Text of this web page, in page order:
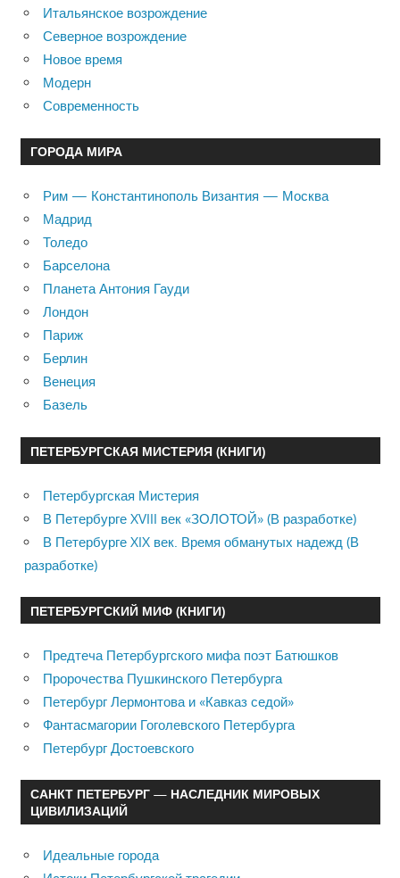
Итальянское возрождение
Северное возрождение
Новое время
Модерн
Современность
ГОРОДА МИРА
Рим — Константинополь Византия — Москва
Мадрид
Толедо
Барселона
Планета Антония Гауди
Лондон
Париж
Берлин
Венеция
Базель
ПЕТЕРБУРГСКАЯ МИСТЕРИЯ (КНИГИ)
Петербургская Мистерия
В Петербурге XVIII век «ЗОЛОТОЙ» (В разработке)
В Петербурге XIX век. Время обманутых надежд (В
разработке)
ПЕТЕРБУРГСКИЙ МИФ (КНИГИ)
Предтеча Петербургского мифа поэт Батюшков
Пророчества Пушкинского Петербурга
Петербург Лермонтова и «Кавказ седой»
Фантасмагории Гоголевского Петербурга
Петербург Достоевского
САНКТ ПЕТЕРБУРГ — НАСЛЕДНИК МИРОВЫХ
ЦИВИЛИЗАЦИЙ
Идеальные города